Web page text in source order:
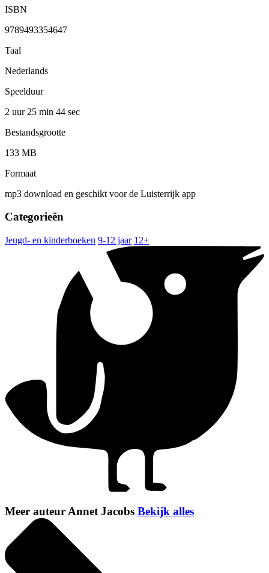
ISBN
9789493354647
Taal
Nederlands
Speelduur
2 uur 25 min 44 sec
Bestandsgrootte
133 MB
Formaat
mp3 download en geschikt voor de Luisterrijk app
Categorieën
Jeugd- en kinderboeken 9-12 jaar 12+
Meer auteur Annet Jacobs Bekijk alles